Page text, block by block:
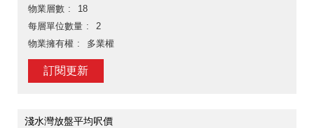
物業層數
18
每層單位數量
2
物業擁有權
多業權
訂閱更新
淺水灣放盤平均呎價